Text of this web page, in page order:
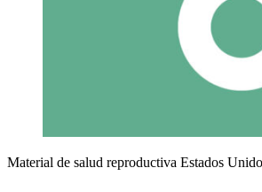
Material de salud reproductiva Estados